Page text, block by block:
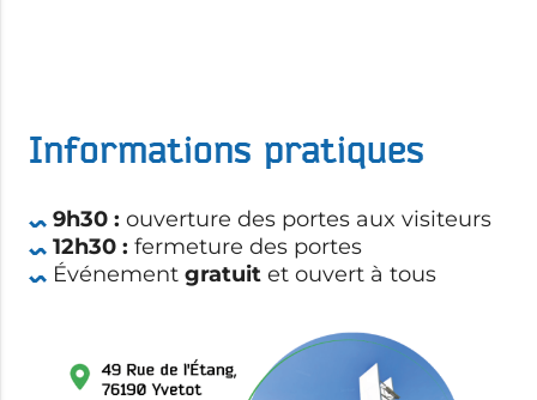
Informations pratiques
9h30 : ouverture des portes aux visiteurs
12h30 : fermeture des portes
Événement gratuit et ouvert à tous